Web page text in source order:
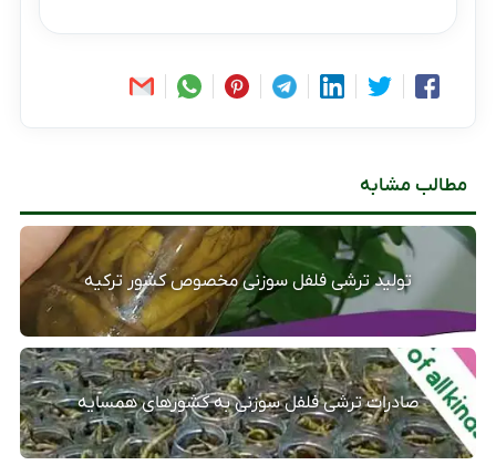
مطالب مشابه
تولید ترشی فلفل سوزنی مخصوص کشور ترکیه
صادرات ترشی فلفل سوزنی به کشورهای همسایه